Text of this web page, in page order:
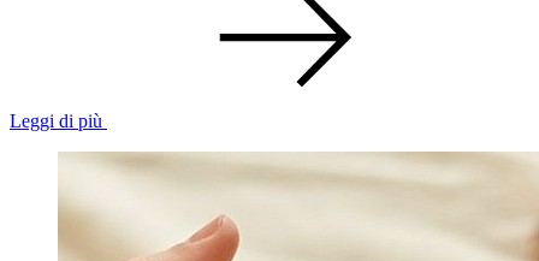
Leggi di più